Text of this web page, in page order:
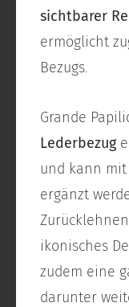
sichtbarer
ermöglicht
Bezugs.
Grande
Lederbezug
und kann
ergänzt
ikonisches
zudem eine
darunter